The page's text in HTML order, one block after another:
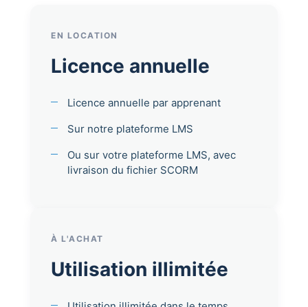
EN LOCATION
Licence annuelle
Licence annuelle par apprenant
Sur notre plateforme LMS
Ou sur votre plateforme LMS, avec
livraison du fichier SCORM
À L'ACHAT
Utilisation illimitée